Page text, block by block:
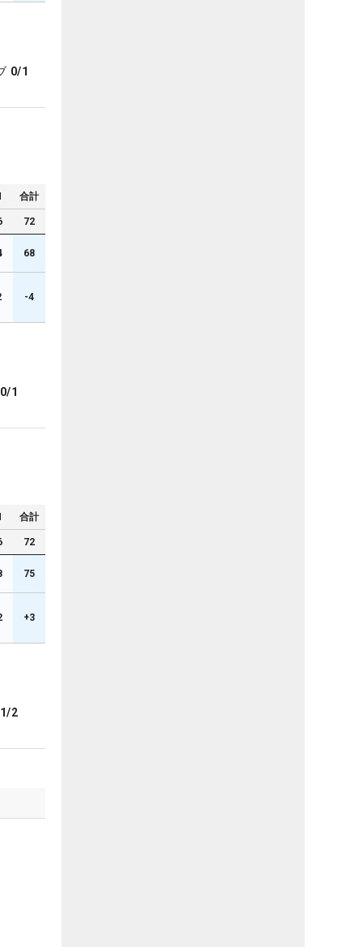
0/1
合計
72
68
-4
0/1
合計
72
75
+3
1/2